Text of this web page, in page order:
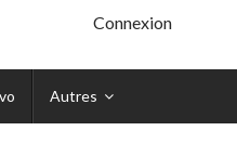
Connexion
Autres